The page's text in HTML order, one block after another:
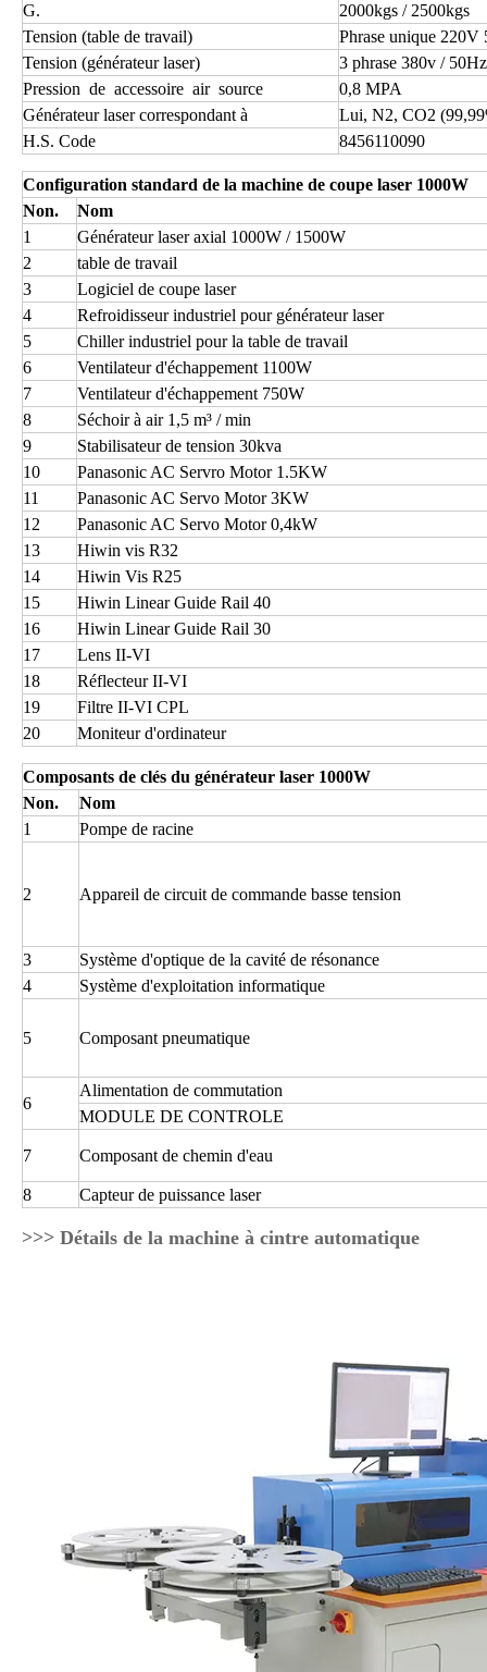
G.
2000kgs / 2500kgs
Tension (table de travail)
Phrase unique 220V
Tension (générateur laser)
3 phrase 380v /
Pression de accessoire air source
0,8 MPA
Générateur laser correspondant à
Lui, N2, CO2
H.S. Code
8456110090
Configuration standard de la machine de coupe laser 1000W
Non.
Nom
1
Générateur laser axial 1000W / 1500W
2
table de travail
3
Logiciel de coupe laser
4
Refroidisseur industriel pour générateur laser
5
Chiller industriel pour la table de travail
6
Ventilateur d'échappement 1100W
7
Ventilateur d'échappement 750W
8
Séchoir à air 1,5 m³ / min
9
Stabilisateur de tension 30kva
10
Panasonic AC Servro Motor 1.5KW
11
Panasonic AC Servo Motor 3KW
12
Panasonic AC Servo Motor 0,4kW
13
Hiwin vis R32
14
Hiwin Vis R25
15
Hiwin Linear Guide Rail 40
16
Hiwin Linear Guide Rail 30
17
Lens II-VI
18
Réflecteur II-VI
19
Filtre II-VI CPL
20
Moniteur d'ordinateur
Composants de clés du générateur laser 1000W
Non.
Nom
1
Pompe de racine
2 Appareil de circuit de commande basse tension
3
Système d'optique de la cavité de résonance
4
Système d'exploitation informatique
5 Composant pneumatique
6
Alimentation de commutation
MODULE DE CONTROLE
7 Composant de chemin d'eau
8 Capteur de puissance laser
>>> Détails de la machine à cintre automatique